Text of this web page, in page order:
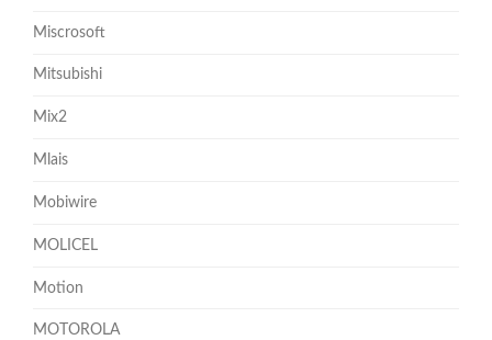
Miscrosoft
Mitsubishi
Mix2
Mlais
Mobiwire
MOLICEL
Motion
MOTOROLA